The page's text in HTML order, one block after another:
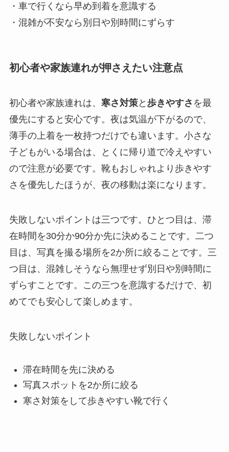
・車で行くなら早め到着を意識する
・混雑が不安なら別日や別時間にずらす
初心者や家族連れが押さえたい注意点
初心者や家族連れは、 寒さ対策と 歩きやすさ を最
優先にすると安心です。夜は気温が下がるので、
薄手の上着を一枚持つだけでも違います。小さな
子どもがいる場合は、とくに帰り道で冷えやすい
ので注意が必要です。靴もおしゃれより歩きやす
さを優先したほうが、夜の移動は楽になります。
失敗しないポイントは三つです。ひとつ目は、滞
在時間を30分か90分か先に決めることです。二つ
目は、写真を撮る場所を2か所に絞ることです。三
つ目は、混雑しそうなら無理せず別日や別時間に
ずらすことです。この三つを意識するだけで、初
めてでも安心して楽しめます。
失敗しないポイント
滞在時間を先に決める
写真スポットを2か所に絞る
寒さ対策をして歩きやすい靴で行く